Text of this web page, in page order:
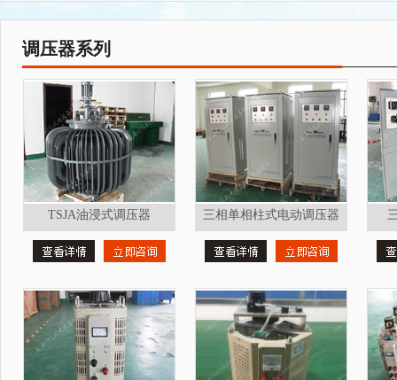
调压器系列
TSJA油浸式调压器 三相单相柱式电动调压器